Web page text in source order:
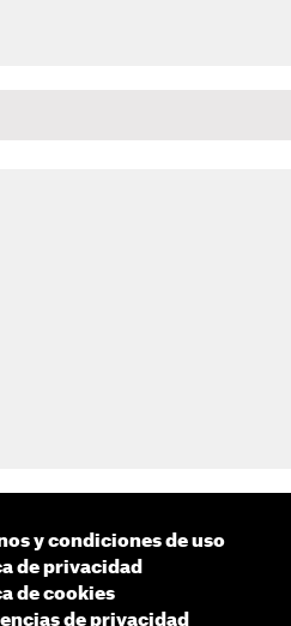
y condiciones de uso
de privacidad
de cookies
de privacidad